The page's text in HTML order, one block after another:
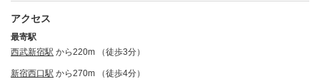
アクセス
最寄駅
西武新宿駅 から220m （徒歩3分）
新宿西口駅 から270m （徒歩4分）